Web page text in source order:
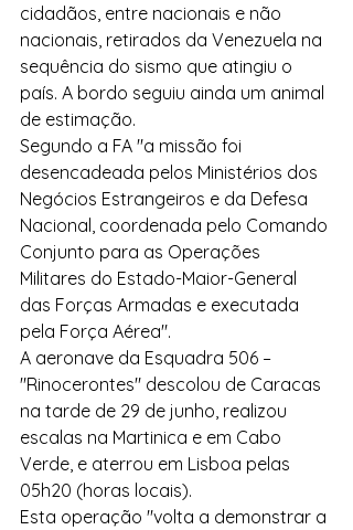
cidadãos, entre nacionais e não
nacionais, retirados da Venezuela na
sequência do sismo que atingiu o
país. A bordo seguiu ainda um animal
de estimação.
Segundo a FA "a missão foi
desencadeada pelos Ministérios dos
Negócios Estrangeiros e da Defesa
Nacional, coordenada pelo Comando
Conjunto para as Operações
Militares do Estado-Maior-General
das Forças Armadas e executada
pela Força Aérea".
A aeronave da Esquadra 506 –
"Rinocerontes" descolou de Caracas
na tarde de 29 de junho, realizou
escalas na Martinica e em Cabo
Verde, e aterrou em Lisboa pelas
05h20 (horas locais).
Esta operação "volta a demonstrar a